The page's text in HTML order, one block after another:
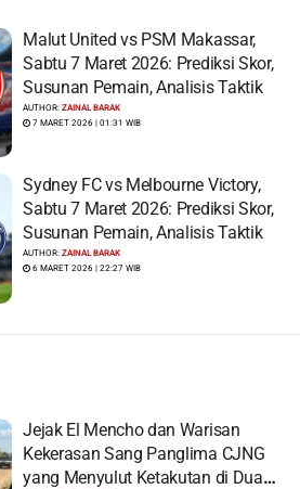
Malut United vs PSM Makassar,
Sabtu 7 Maret 2026: Prediksi Skor,
Susunan Pemain, Analisis Taktik
AUTHOR:ZAINAL BARAK
7 MARET 2026 | 01:31 WIB
Sydney FC vs Melbourne Victory,
Sabtu 7 Maret 2026: Prediksi Skor,
Susunan Pemain, Analisis Taktik
AUTHOR:ZAINAL BARAK
6 MARET 2026 | 22:27 WIB
Jejak El Mencho dan Warisan
Kekerasan Sang Panglima CJNG
yang Menyulut Ketakutan di Dua